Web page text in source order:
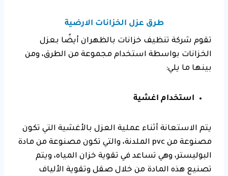
طرق عزل الخزانات الارضية
تقوم شركة تنظيف خزانات بالظهران أيضًا بعزل
الخزانات بواسطة استخدام مجموعة من الطرق، ومن
بينها ما يلي:
استخدام اغشية
يتم الاستعانة أثناء عملية العزل بالأغشية التي تكون
مصنوعة من pvc الملدنة، والتي تكون مصنوعة من مادة
البوليستر، وهي تساعد في تقوية خزان المياه، ويتم
تصنيع هذه المادة من خلال صقل وتقوية الألياف